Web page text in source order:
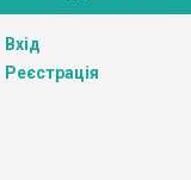
Вхід
Реєстрація